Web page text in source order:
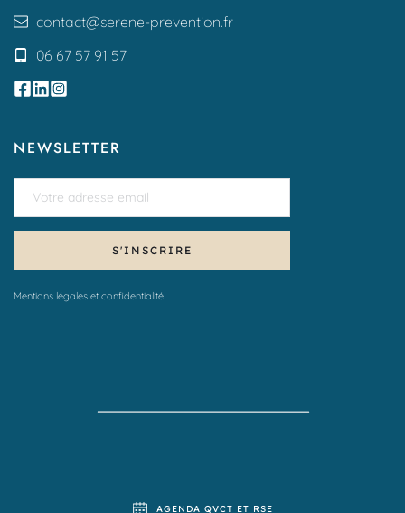
contact@serene-prevention.fr
06 67 57 91 57
NEWSLETTER
S'INSCRIRE
Mentions légales et confidentialité
AGENDA QVCT ET RSE